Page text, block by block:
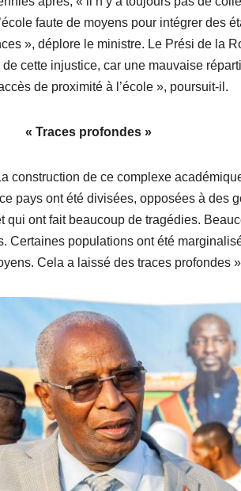
faute de moyens pour intégrer des
», déplore le ministre. Le Prési de la
cette injustice, car une mauvaise
de proximité à l’école », poursuit-il.
« Traces profondes »
construction de ce complexe
pays ont été divisées, opposées à des
ont fait beaucoup de tragédies.
Certaines populations ont été
Cela a laissé des traces profondes